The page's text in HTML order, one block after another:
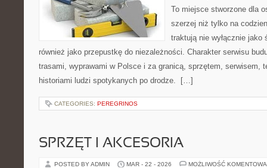
To miejsce stworzone dla
szerzej niż tylko na
traktują nie wyłącznie jako
również jako przepustkę do niezależności. Charakter serwisu
trasami, wyprawami w Polsce i za granicą, sprzętem, serwisem,
historiami ludzi spotykanych po drodze. […]
CATEGORIES: PEREGRINOS
SPRZĘT I AKCESORIA
POSTED BY ADMIN MAR - 22 - 2026 MOŻLIWOŚĆ